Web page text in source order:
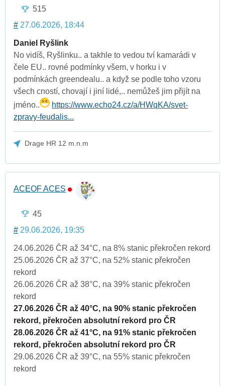
515
# 27.06.2026, 18:44
Daniel Ryšlink
No vidíš, Ryšlinku.. a takhle to vedou tví kamarádi v
čele EU.. rovné podmínky všem, v horku i v
podmínkách greendealu.. a když se podle toho vzoru
všech cností, chovají i jiní lidé,.. nemůžeš jim přijít na
jméno..
https://www.echo24.cz/a/HWqKA/svet-
zpravy-feudalis...
Drage HR 12 m.n.m
ACEOF ACES
45
# 29.06.2026, 19:35
24.06.2026 ČR až 34°C, na 8% stanic překročen rekord
25.06.2026 ČR až 37°C, na 52% stanic překročen
rekord
26.06.2026 ČR až 38°C, na 39% stanic překročen
rekord
27.06.2026 ČR až 40°C, na 90% stanic překročen
rekord, překročen absolutní rekord pro ČR
28.06.2026 ČR až 41°C, na 91% stanic překročen
rekord, překročen absolutní rekord pro ČR
29.06.2026 ČR až 39°C, na 55% stanic překročen
rekord